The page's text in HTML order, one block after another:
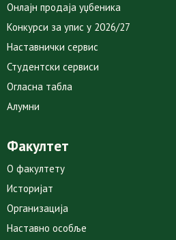
Онлајн продаја уџбеника
Конкурси за упис у 2026/27
Наставнички сервис
Студентски сервиси
Огласна табла
Алумни
Факултет
О факултету
Историјат
Организација
Наставно особље